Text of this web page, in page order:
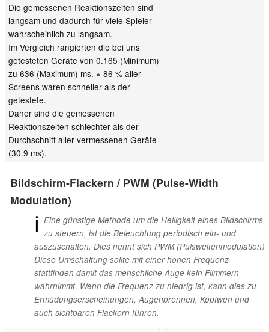
Die gemessenen Reaktionszeiten sind
langsam und dadurch für viele Spieler
wahrscheinlich zu langsam.
Im Vergleich rangierten die bei uns
getesteten Geräte von 0.165 (Minimum)
zu 636 (Maximum) ms. » 86 % aller
Screens waren schneller als der
getestete.
Daher sind die gemessenen
Reaktionszeiten schlechter als der
Durchschnitt aller vermessenen Geräte
(30.9 ms).
Bildschirm-Flackern / PWM (Pulse-Width
Modulation)
ℹ Eine günstige Methode um die Helligkeit eines Bildschirms
zu steuern, ist die Beleuchtung periodisch ein- und
auszuschalten. Dies nennt sich PWM (Pulsweitenmodulation)
Diese Umschaltung sollte mit einer hohen Frequenz
stattfinden damit das menschliche Auge kein Flimmern
wahrnimmt. Wenn die Frequenz zu niedrig ist, kann dies zu
Ermüdungserscheinungen, Augenbrennen, Kopfweh und
auch sichtbaren Flackern führen.